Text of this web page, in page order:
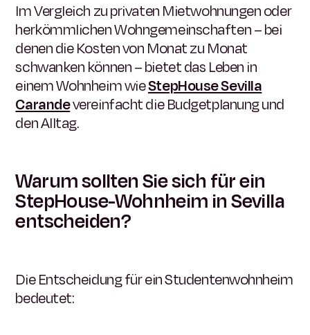
Im Vergleich zu privaten Mietwohnungen oder
herkömmlichen Wohngemeinschaften – bei
denen die Kosten von Monat zu Monat
schwanken können – bietet das Leben in
einem Wohnheim wieStepHouse Sevilla
Carandevereinfacht die Budgetplanung und
den Alltag.
Warum sollten Sie sich für ein
StepHouse-Wohnheim in Sevilla
entscheiden?
Die Entscheidung für ein Studentenwohnheim
bedeutet: